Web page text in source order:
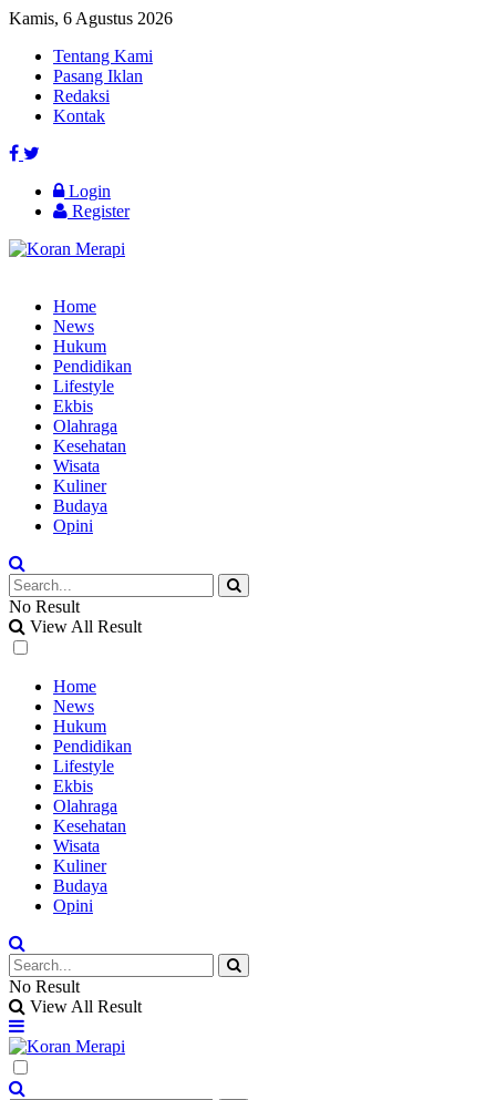
Kamis, 6 Agustus 2026
Tentang Kami
Pasang Iklan
Redaksi
Kontak
Login
Register
Home
News
Hukum
Pendidikan
Lifestyle
Ekbis
Olahraga
Kesehatan
Wisata
Kuliner
Budaya
Opini
No Result
View All Result
Home
News
Hukum
Pendidikan
Lifestyle
Ekbis
Olahraga
Kesehatan
Wisata
Kuliner
Budaya
Opini
No Result
View All Result